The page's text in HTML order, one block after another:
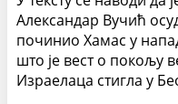
Александар Вучић
починио Хамас у
што је вест о покољу
Израелаца стигла у